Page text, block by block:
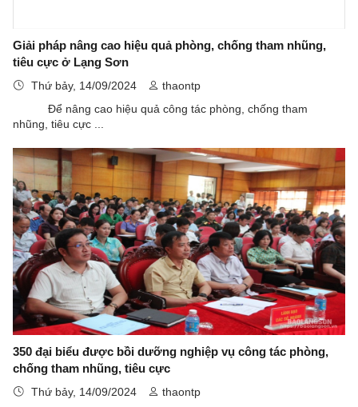
Giải pháp nâng cao hiệu quả phòng, chống tham nhũng,
tiêu cực ở Lạng Sơn
Thứ bảy, 14/09/2024
thaontp
Để nâng cao hiệu quả công tác phòng, chống tham
nhũng, tiêu cực ...
350 đại biểu được bồi dưỡng nghiệp vụ công tác phòng,
chống tham nhũng, tiêu cực
Thứ bảy, 14/09/2024
thaontp